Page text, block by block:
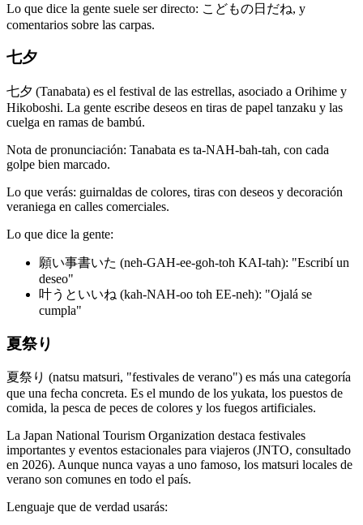
Lo que dice la gente suele ser directo: こどもの日だね, y
comentarios sobre las carpas.
七夕
七夕 (Tanabata) es el festival de las estrellas, asociado a Orihime y
Hikoboshi. La gente escribe deseos en tiras de papel tanzaku y las
cuelga en ramas de bambú.
Nota de pronunciación: Tanabata es ta-NAH-bah-tah, con cada
golpe bien marcado.
Lo que verás: guirnaldas de colores, tiras con deseos y decoración
veraniega en calles comerciales.
Lo que dice la gente:
願い事書いた (neh-GAH-ee-goh-toh KAI-tah): "Escribí un
deseo"
叶うといいね (kah-NAH-oo toh EE-neh): "Ojalá se
cumpla"
夏祭り
夏祭り (natsu matsuri, "festivales de verano") es más una categoría
que una fecha concreta. Es el mundo de los yukata, los puestos de
comida, la pesca de peces de colores y los fuegos artificiales.
La Japan National Tourism Organization destaca festivales
importantes y eventos estacionales para viajeros (JNTO, consultado
en 2026). Aunque nunca vayas a uno famoso, los matsuri locales de
verano son comunes en todo el país.
Lenguaje que de verdad usarás: